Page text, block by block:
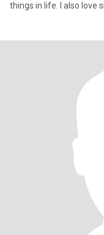
things in life. I also love